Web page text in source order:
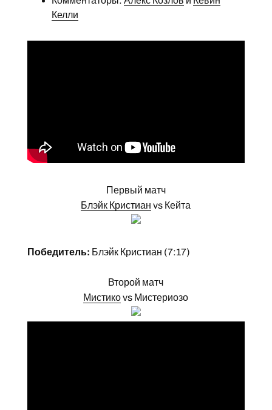
Келли
Первый матч
Блэйк Кристиан vs Кейта
Победитель: Блэйк Кристиан (7:17)
Второй матч
Мистикоvs Мистериозо